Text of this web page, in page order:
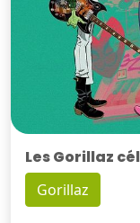
Les Gorillaz
Gorillaz